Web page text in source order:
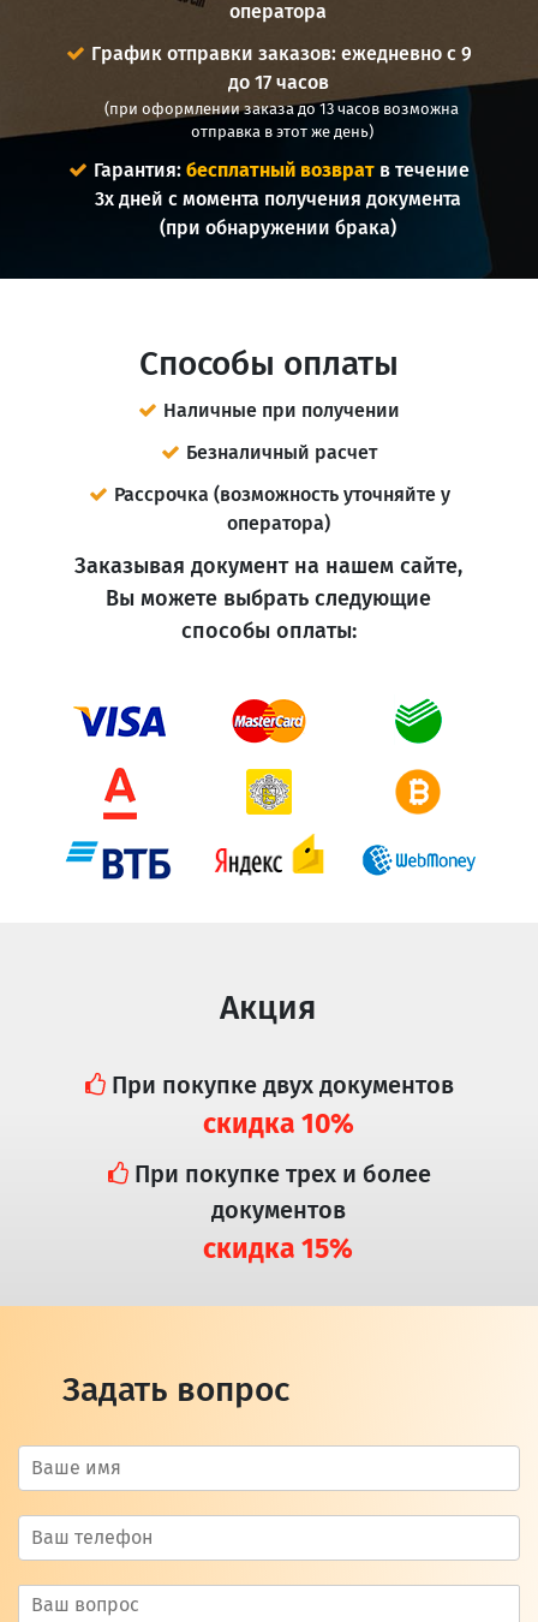
оператора
График отправки заказов: ежедневно с 9
до 17 часов
(при оформлении заказа до 13 часов возможна
отправка в этот же день)
Гарантия:бесплатный возврат в течение
3х дней с момента получения документа
(при обнаружении брака)
Способы оплаты
Наличные при получении
Безналичный расчет
Рассрочка (возможность уточняйте у
оператора)
Заказывая документ на нашем сайте,
Вы можете выбрать следующие
способы оплаты:
Акция
При покупке двух документов
скидка 10%
При покупке трех и более
документов
скидка 15%
Задать вопрос